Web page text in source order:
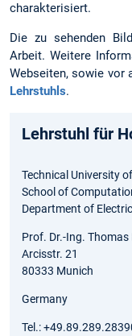
charakterisiert.
Die zu sehenden
Arbeit. Weitere
Webseiten, sowie vor
Lehrstuhls.
Lehrstuhl für
Technical University
School of
Department of
Prof. Dr.-Ing. Thomas
Arcisstr. 21
80333 Munich
Germany
Tel.: